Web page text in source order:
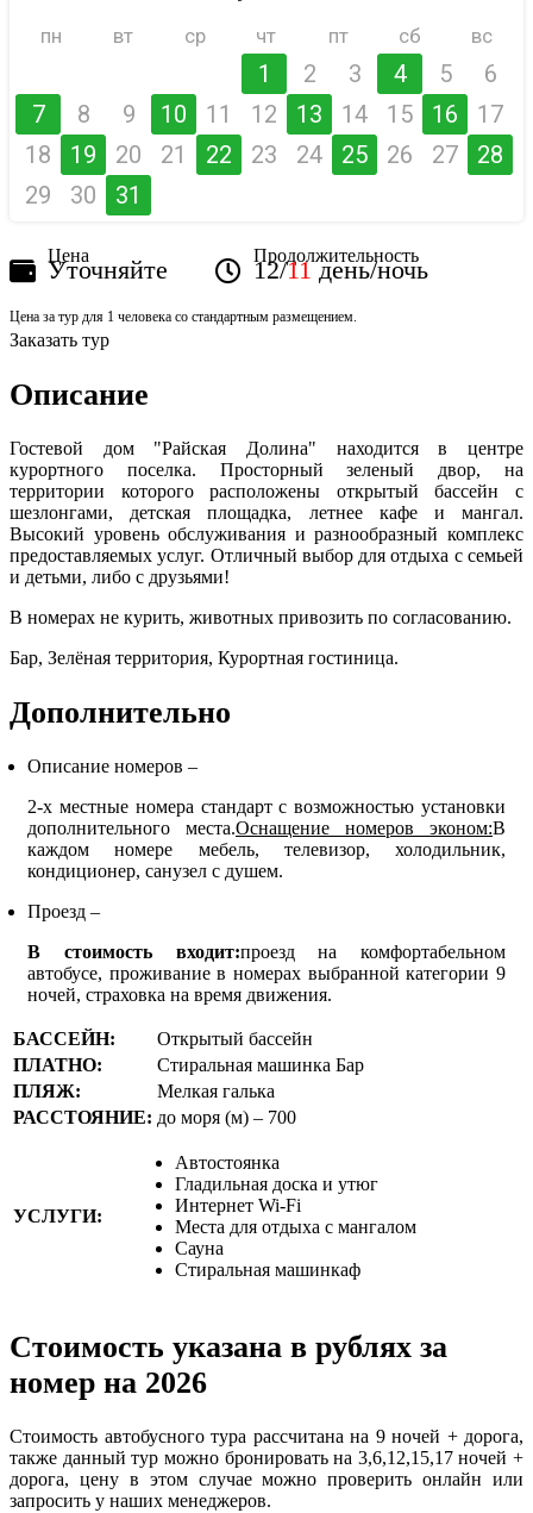
пн вт ср чт пт сб вс
1 2 3 4 5
6
7
8 9 10 11 12 13 14 15 16
17
18
19 20 21 22 23 24 25 26 27
28
29
30 31
Цена
Уточняйте Продолжительность
12/11день/ночь
Цена за тур для 1 человека со стандартным размещением.
Заказать тур
Описание
Гостевой дом "Райская Долина" находится в центре
курортного поселка. Просторный зеленый двор, на
территории которого расположены открытый бассейн с
шезлонгами, детская площадка, летнее кафе и мангал.
Высокий уровень обслуживания и разнообразный комплекс
предоставляемых услуг. Отличный выбор для отдыха с семьей
и детьми, либо с друзьями!
В номерах не курить, животных привозить по согласованию.
Бар, Зелёная территория, Курортная гостиница.
Дополнительно
Описание номеров –
2-х местные номера стандарт с возможностью установки
дополнительного места.Оснащение номеров эконом:В
каждом номере мебель, телевизор, холодильник,
кондиционер, санузел с душем.
Проезд –
В стоимость входит:проезд на комфортабельном
автобусе, проживание в номерах выбранной категории 9
ночей, страховка на время движения.
БАССЕЙН:
Открытый бассейн
ПЛАТНО:
Стиральная машинка Бар
ПЛЯЖ:
Мелкая галька
РАССТОЯНИЕ: до моря (м) – 700
УСЛУГИ:
Автостоянка
Гладильная доска и утюг
Интернет Wi-Fi
Места для отдыха с мангалом
Сауна
Стиральная машинкаф
Стоимость указана в рублях за
номер на 2026
Стоимость автобусного тура рассчитана на 9 ночей + дорога,
также данный тур можно бронировать на 3,6,12,15,17 ночей +
дорога, цену в этом случае можно проверить онлайн или
запросить у наших менеджеров.